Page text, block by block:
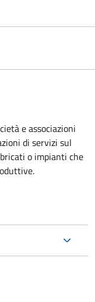
e associazioni
di servizi sul
o impianti che